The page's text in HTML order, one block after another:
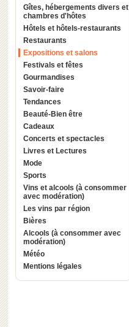
Gîtes, hébergements divers et
chambres d'hôtes
Hôtels et hôtels-restaurants
Restaurants
Expositions et salons
Festivals et fêtes
Gourmandises
Savoir-faire
Tendances
Beauté-Bien être
Cadeaux
Concerts et spectacles
Livres et Lectures
Mode
Sports
Vins et alcools (à consommer
avec modération)
Les vins par région
Bières
Alcools (à consommer avec
modération)
Météo
Mentions légales